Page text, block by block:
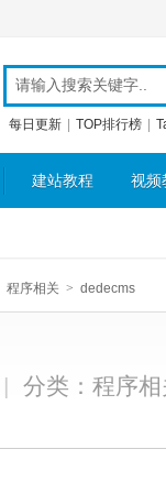
每日更新 TOP排行榜
建站教程 视频
程序相关 > dedecms
| 分类： 程序